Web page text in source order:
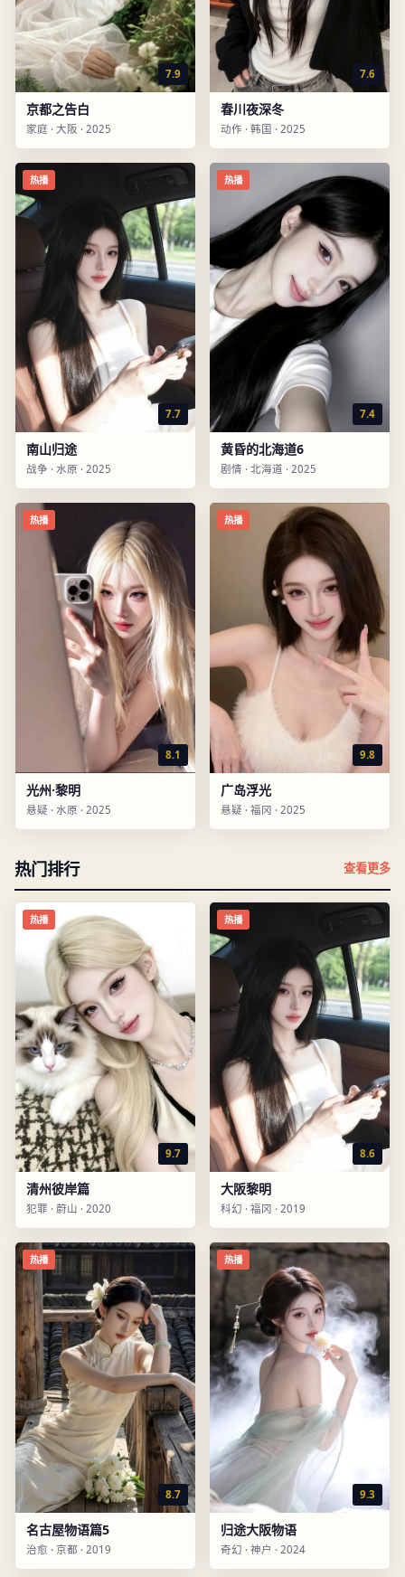
7.9
京都之告白
家庭 · 大阪 · 2025
7.6
春川夜深冬
动作 · 韩国 · 2025
热播
7.7
南山归途
战争 · 水原 · 2025
热播
7.4
黄昏的北海道6
剧情 · 北海道 · 2025
热播
8.1
光州·黎明
悬疑 · 水原 · 2025
热播
9.8
广岛浮光
悬疑 · 福冈 · 2025
热门排行 查看更多
热播
9.7
清州彼岸篇
犯罪 · 蔚山 · 2020
热播
8.6
大阪黎明
科幻 · 福冈 · 2019
热播
8.7
名古屋物语篇5
治愈 · 京都 · 2019
热播
9.3
归途大阪物语
奇幻 · 神户 · 2024